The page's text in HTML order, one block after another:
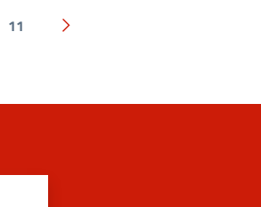
11
Pagina successiva